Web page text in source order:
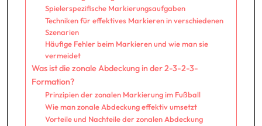
Spielerspezifische Markierungsaufgaben
Techniken für effektives Markieren in verschiedenen
Szenarien
Häufige Fehler beim Markieren und wie man sie
vermeidet
Was ist die zonale Abdeckung in der 2-3-2-3-
Formation?
Prinzipien der zonalen Markierung im Fußball
Wie man zonale Abdeckung effektiv umsetzt
Vorteile und Nachteile der zonalen Abdeckung